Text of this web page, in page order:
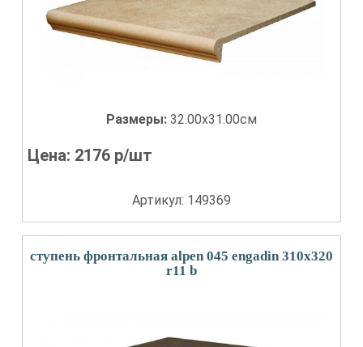
Размеры: 32.00x31.00см
Цена: 2176 р/шт
Артикул: 149369
ступень фронтальная alpen 045 engadin 310x320
r11 b